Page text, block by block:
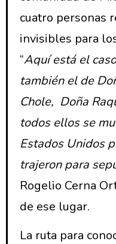
cuatro personas
invisibles para
“Aquí está el
también el de
Chole, Doña
todos ellos se
Estados Unidos
trajeron para
Rogelio Cerna
de ese lugar.
La ruta para